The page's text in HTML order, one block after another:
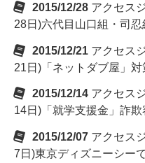
2015/12/28 アクセス
28日)六代目山口組・司
2015/12/21 アクセス
21日)「ネットダブ屋」
2015/12/14 アクセス
14日)「就学支援金」詐欺
2015/12/07 アクセス
7日)東京ディズニーシー